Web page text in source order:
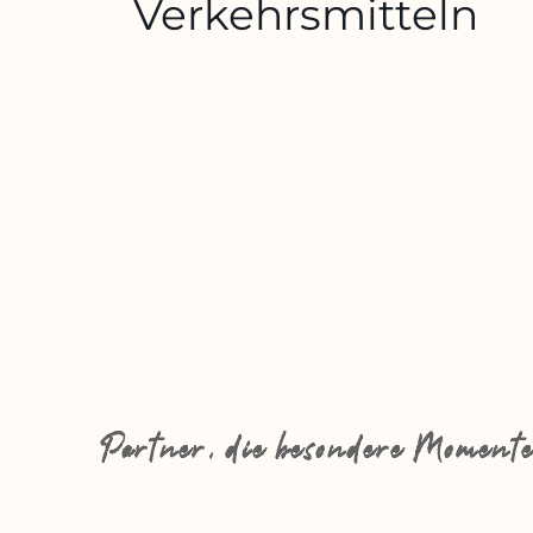
Verkehrsmitteln
Partner, die besondere